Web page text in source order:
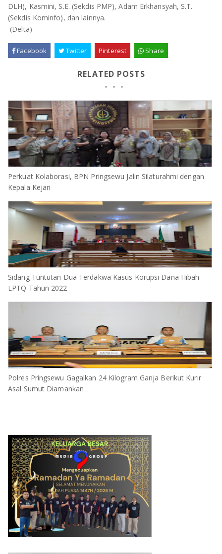
DLH), Kasmini, S.E. (Sekdis PMP), Adam Erkhansyah, S.T.
(Sekdis Kominfo), dan lainnya.
(Delta)
Facebook Twitter Pinterest Share
RELATED POSTS
Perkuat Kolaborasi, BPN Pringsewu Jalin Silaturahmi dengan
Kepala Kejari
Sidang Tuntutan Dua Terdakwa Kasus Korupsi Dana Hibah
LPTQ Tahun 2022
Polres Pringsewu Gagalkan 24 Kilogram Ganja Berikut Kurir
Asal Sumut Diamankan